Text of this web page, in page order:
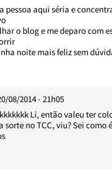
pessoa aqui séria e
o blog e me deparo com
noite mais feliz sem
08/2014 - 21h05
Li, então valeu ter
sorte no TCC, viu? Sei como